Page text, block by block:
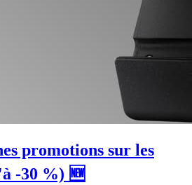
promotions sur les
-30 %) 🆕